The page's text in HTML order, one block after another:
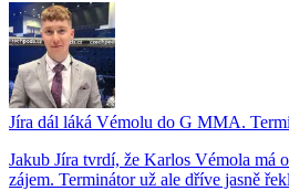
Jíra dál láká Vémolu do G MMA.
Jakub Jíra tvrdí, že Karlos Vémola má
zájem. Terminátor už ale dříve jasně